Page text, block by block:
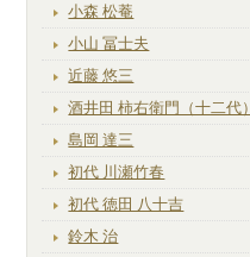
小森 松菴
小山 冨士夫
近藤 悠三
酒井田 柿右衛門（十二代）
島岡 達三
初代 川瀬竹春
初代 徳田 八十吉
鈴木 治